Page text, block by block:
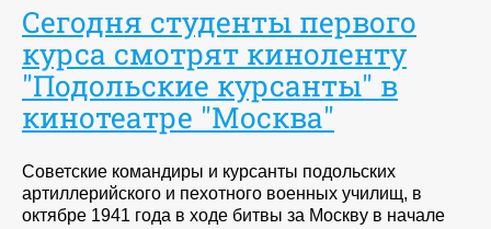
Сегодня студенты первого
курса смотрят киноленту
"Подольские курсанты" в
кинотеатре "Москва"
Советские командиры и курсанты подольских
артиллерийского и пехотного военных училищ, в
октябре 1941 года в ходе битвы за Москву в начале